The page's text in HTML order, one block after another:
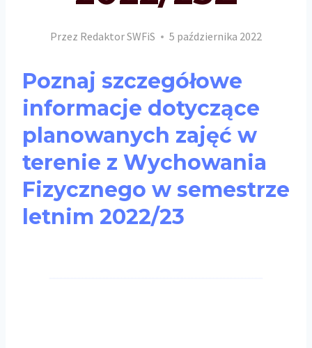
Przez Redaktor SWFiS 5 października 2022
Poznaj szczegółowe
informacje dotyczące
planowanych zajęć w
terenie z Wychowania
Fizycznego w semestrze
letnim 2022/23